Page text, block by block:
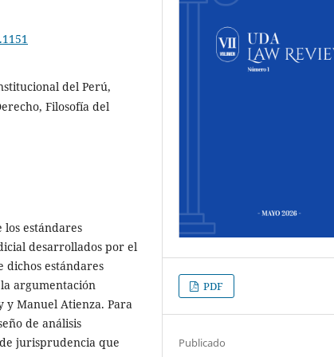
del Perú,
Filosofía del
estándares
desarrollados por el
dichos estándares
argumentación
y Manuel Atienza. Para
de análisis
jurisprudencia que
PDF
Publicado